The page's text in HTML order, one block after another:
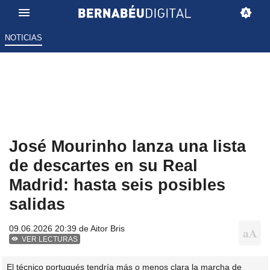
NOTICIAS
José Mourinho lanza una lista
de descartes en su Real
Madrid: hasta seis posibles
salidas
09.06.2026 20:39 deAitor Bris
VER LECTURAS
El técnico portugués tendría más o menos clara la marcha de